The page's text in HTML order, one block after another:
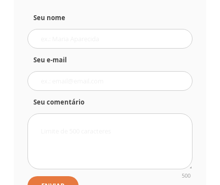
Seu nome
Seu e-mail
Seu comentário
500